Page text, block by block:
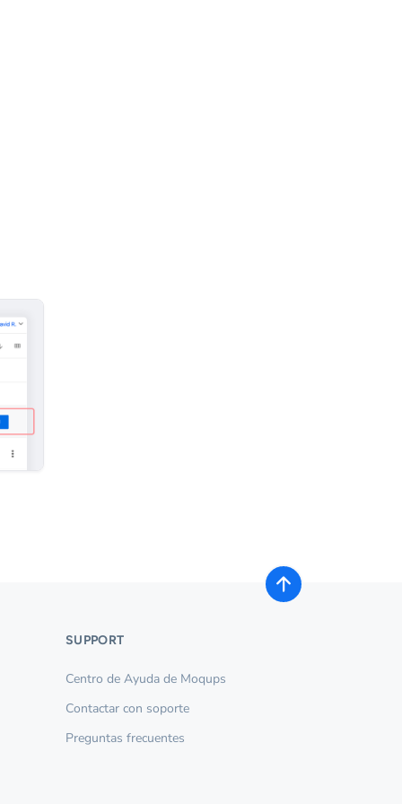
SUPPORT
Centro de Ayuda de Moqups
Contactar con soporte
Preguntas frecuentes